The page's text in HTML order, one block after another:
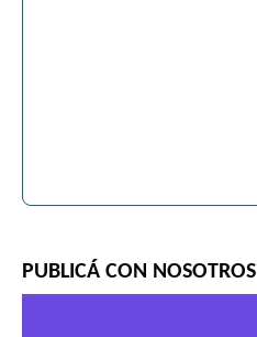
PUBLICÁ CON NOSOTROS